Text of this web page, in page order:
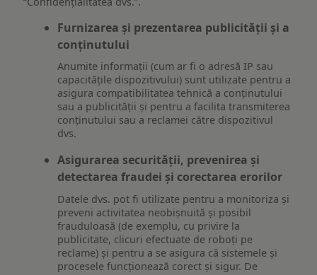
Furnizarea și prezentarea publicității și a
conținutului
Anumite informații (cum ar fi o adresă IP sau
capacitățile dispozitivului) sunt utilizate pentru a
asigura compatibilitatea tehnică a conținutului
sau a publicității și pentru a facilita transmiterea
conținutului sau a reclamei către dispozitivul
dvs.
Asigurarea securității, prevenirea și
detectarea fraudei și corectarea erorilor
Datele dvs. pot fi utilizate pentru a monitoriza și
preveni activitatea neobișnuită și posibil
frauduloasă (de exemplu, cu privire la
publicitate, clicuri efectuate de roboți pe
reclame) și pentru a se asigura că sistemele și
procesele funcționează corect și sigur. De